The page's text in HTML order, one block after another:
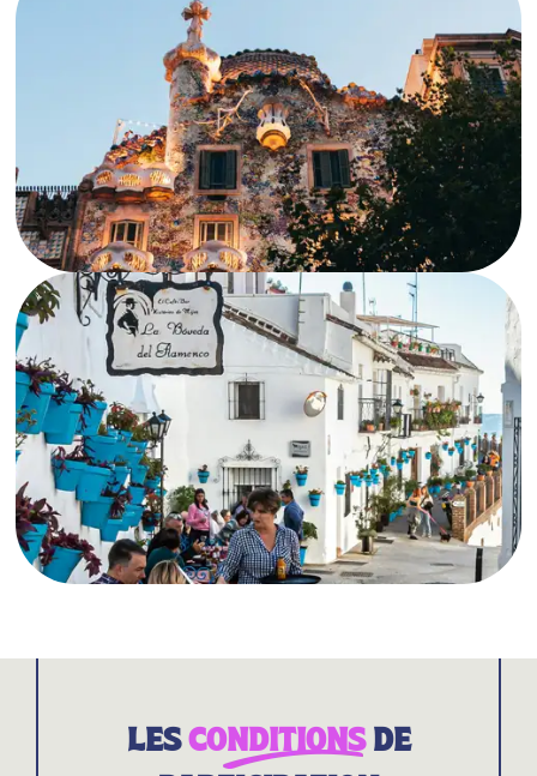
LESCONDITIONSDE